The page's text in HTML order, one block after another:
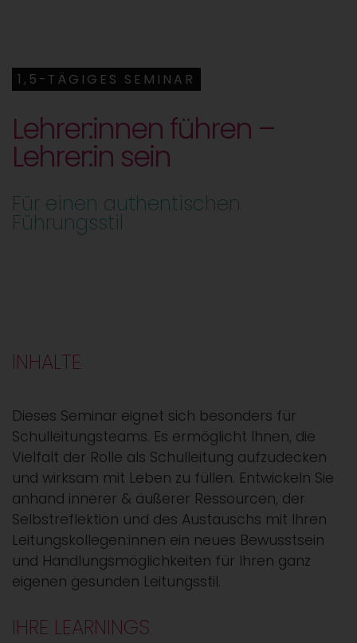
1,5-TÄGIGES SEMINAR
Lehrer:innen führen –
Lehrer:in sein
Für einen authentischen
Führungsstil
INHALTE
Dieses Seminar eignet sich besonders für
Schulleitungsteams. Es ermöglicht Ihnen, die
Vielfalt der Rolle als Schulleitung aufzudecken
und wirksam mit Leben zu füllen. Entwickeln Sie
anhand innerer & äußerer Ressourcen, der
Selbstreflektion und des Austauschs mit Ihren
Leitungskollegen:innen ein neues Bewusstsein
und Handlungsmöglichkeiten für Ihren ganz
eigenen gesunden Leitungsstil.
IHRE LEARNINGS